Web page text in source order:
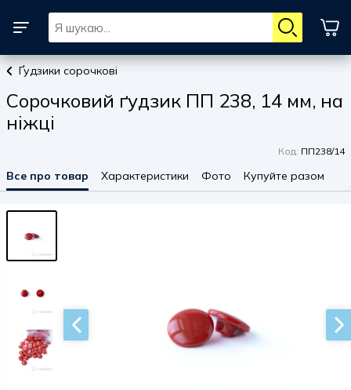
Ґудзики сорочкові
Сорочковий ґудзик ПП 238, 14 мм, на
ніжці
Код: ПП238/14
Все про товар Характеристики Фото Купуйте разом